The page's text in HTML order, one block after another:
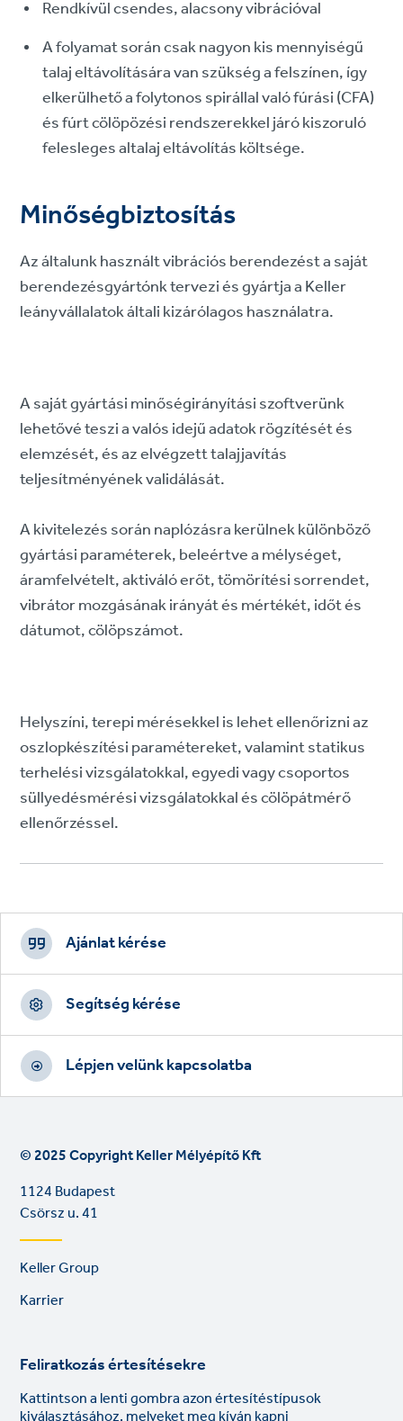
Rendkívül csendes, alacsony vibrációval
A folyamat során csak nagyon kis mennyiségű
talaj eltávolítására van szükség a felszínen, így
elkerülhető a folytonos spirállal való fúrási (CFA)
és fúrt cölöpözési rendszerekkel járó kiszoruló
felesleges altalaj eltávolítás költsége.
Minőségbiztosítás
Az általunk használt vibrációs berendezést a saját
berendezésgyártónk tervezi és gyártja a Keller
leányvállalatok általi kizárólagos használatra.
A saját gyártási minőségirányítási szoftverünk
lehetővé teszi a valós idejű adatok rögzítését és
elemzését, és az elvégzett talajjavítás
teljesítményének validálását.
A kivitelezés során naplózásra kerülnek különböző
gyártási paraméterek, beleértve a mélységet,
áramfelvételt, aktiváló erőt, tömörítési sorrendet,
vibrátor mozgásának irányát és mértékét, időt és
dátumot, cölöpszámot.
Helyszíni, terepi mérésekkel is lehet ellenőrizni az
oszlopkészítési paramétereket, valamint statikus
terhelési vizsgálatokkal, egyedi vagy csoportos
süllyedésmérési vizsgálatokkal és cölöpátmérő
ellenőrzéssel.
Footer
CTAs
Ajánlat kérése
Segítség kérése
Lépjen velünk kapcsolatba
© 2025 Copyright Keller Mélyépítő Kft
1124 Budapest
Csörsz u. 41
Footer
links
Keller Group
Karrier
Feliratkozás értesítésekre
Kattintson a lenti gombra azon értesítéstípusok